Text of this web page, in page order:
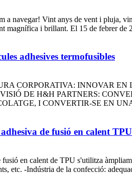
a navegar! Vint anys de vent i pluja,
magnífica i brillant. El 15 de febrer de
adhesives termofusibles
CORPORATIVA: INNOVAR
DE H&H PARTNERS:
I CONVERTIR-SE EN UNA
de fusió en calent
en calent de TPU s'utilitza
etc. -Indústria de la confecció: